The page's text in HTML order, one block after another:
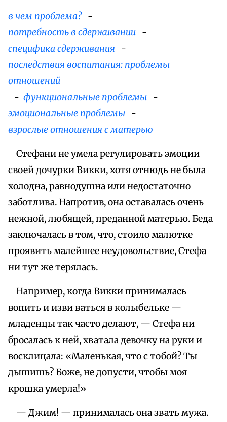
в чем проблема?-
потребность в сдерживании -
специфика сдерживания -
последствия воспитания: проблемы
отношений
- функциональные проблемы -
эмоциональные проблемы -
взрослые отношения с матерью
Стефани не умела регулировать эмоции
своей дочурки Викки, хотя отнюдь не была
холодна, равнодушна или недостаточно
заботлива. Напротив, она оставалась очень
нежной, любящей, преданной матерью. Беда
заключалась в том, что, стоило малютке
проявить малейшее неудовольствие, Стефа
ни тут же терялась.
Например, когда Викки принималась
вопить и изви ваться в колыбельке —
младенцы так часто делают, — Стефа ни
бросалась к ней, хватала девочку на руки и
восклицала: «Маленькая, что с тобой? Ты
дышишь? Боже, не допусти, чтобы моя
крошка умерла!»
— Джим! — принималась она звать мужа.